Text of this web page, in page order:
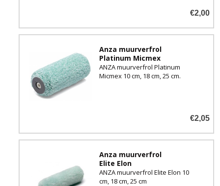
€2,00
Anza muurverfrol
Platinum Micmex
ANZA muurverfrol Platinum
Micmex 10 cm, 18 cm, 25 cm.
€2,05
Anza muurverfrol
Elite Elon
ANZA muurverfrol Elite Elon 10
cm, 18 cm, 25 cm